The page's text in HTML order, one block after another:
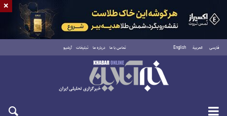
فارسی العربية English تماس با ما درباره ما تبلیغات آرشیو
یکشنبه ۱۸ مرداد ۱۴۰۵
×